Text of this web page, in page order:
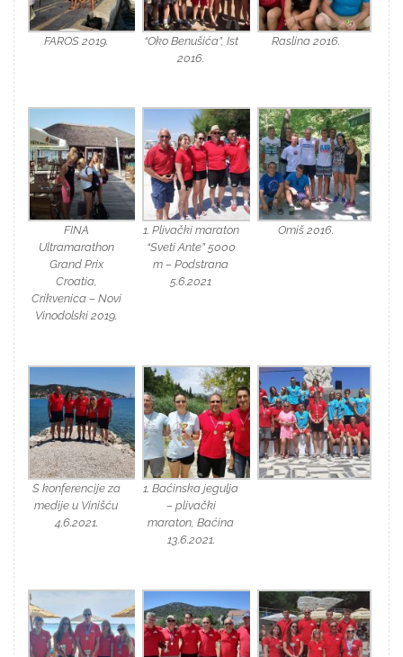
FAROS 2019.
“Oko Benušića”, Ist
2016.
Raslina 2016.
FINA
Ultramarathon
Grand Prix
Croatia,
Crikvenica – Novi
Vinodolski 2019.
1. Plivački maraton
“Sveti Ante” 5000
m – Podstrana
5.6.2021
Omiš 2016.
S konferencije za
medije u Vinišću
4.6.2021.
1. Baćinska jegulja
– plivački
maraton, Baćina
13.6.2021.